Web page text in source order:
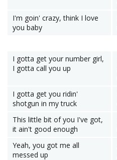
I'm goin' crazy, think I love
you baby
I gotta get your number girl,
I gotta call you up
I gotta get you ridin'
shotgun in my truck
This little bit of you I've got,
it ain't good enough
Yeah, you got me all
messed up